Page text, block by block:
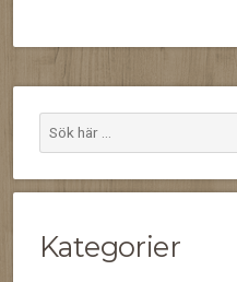
Kategorier